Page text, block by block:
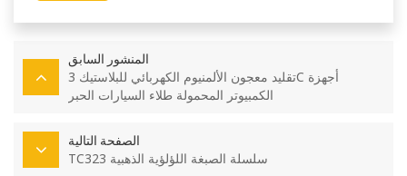
المنشور السابق
تقليد معجون الألمنيوم الكهربائي للبلاستيك 3C أجهزة
الكمبيوتر المحمولة طلاء السيارات الحبر
الصفحة التالية
TC323 سلسلة الصبغة اللؤلؤية الذهبية